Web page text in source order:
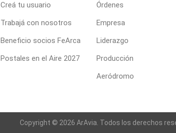
Creá tu usuario
Trabajá con nosotros
Beneficio socios FeArca
Postales en el Aire 2027
Órdenes
Empresa
Liderazgo
Producción
Aeródromo
Copyright © 2026 ArAvia. Todos los derechos